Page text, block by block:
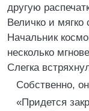
другую
Величко и мягко
Начальник
несколько
Слегка
Собственно,
«Придется